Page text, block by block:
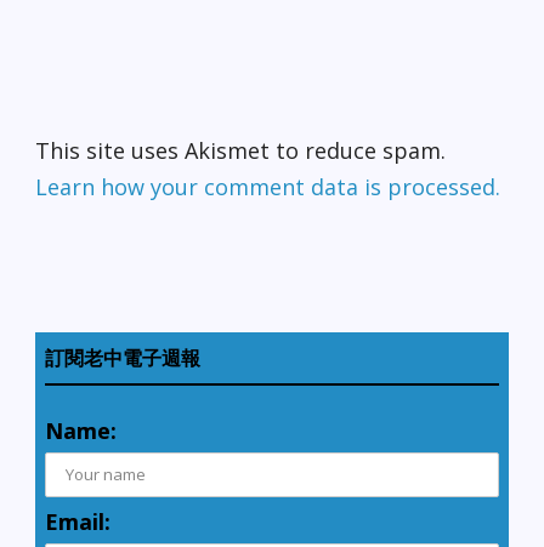
This site uses Akismet to reduce spam.
Learn how your comment data is processed.
訂閱老中電子週報
Name:
Email: